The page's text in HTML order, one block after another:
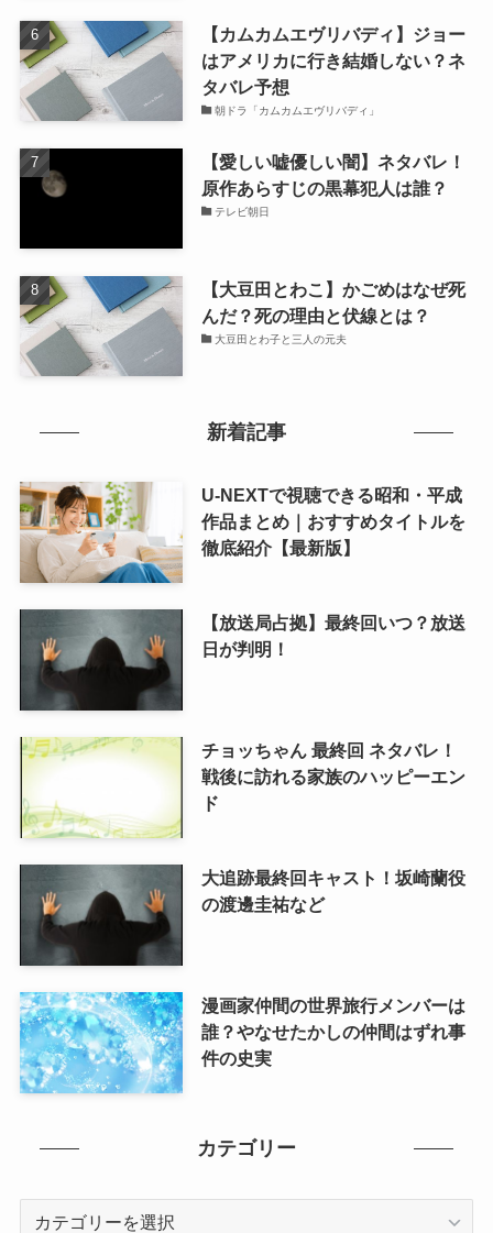
【カムカムエヴリバディ】ジョー
はアメリカに行き結婚しない？ネ
タバレ予想
朝ドラ「カムカムエヴリバディ」
【愛しい嘘優しい闇】ネタバレ！
原作あらすじの黒幕犯人は誰？
テレビ朝日
【大豆田とわこ】かごめはなぜ死
んだ？死の理由と伏線とは？
大豆田とわ子と三人の元夫
新着記事
U-NEXTで視聴できる昭和・平成
作品まとめ｜おすすめタイトルを
徹底紹介【最新版】
【放送局占拠】最終回いつ？放送
日が判明！
チョッちゃん 最終回 ネタバレ！
戦後に訪れる家族のハッピーエン
ド
大追跡最終回キャスト！坂崎蘭役
の渡邊圭祐など
漫画家仲間の世界旅行メンバーは
誰？やなせたかしの仲間はずれ事
件の史実
カテゴリー